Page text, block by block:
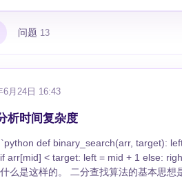
问题 13
6月24日 16:43
析时间复杂度
将搜索区间减半。具体来说，算法从数组的中间元素开始，